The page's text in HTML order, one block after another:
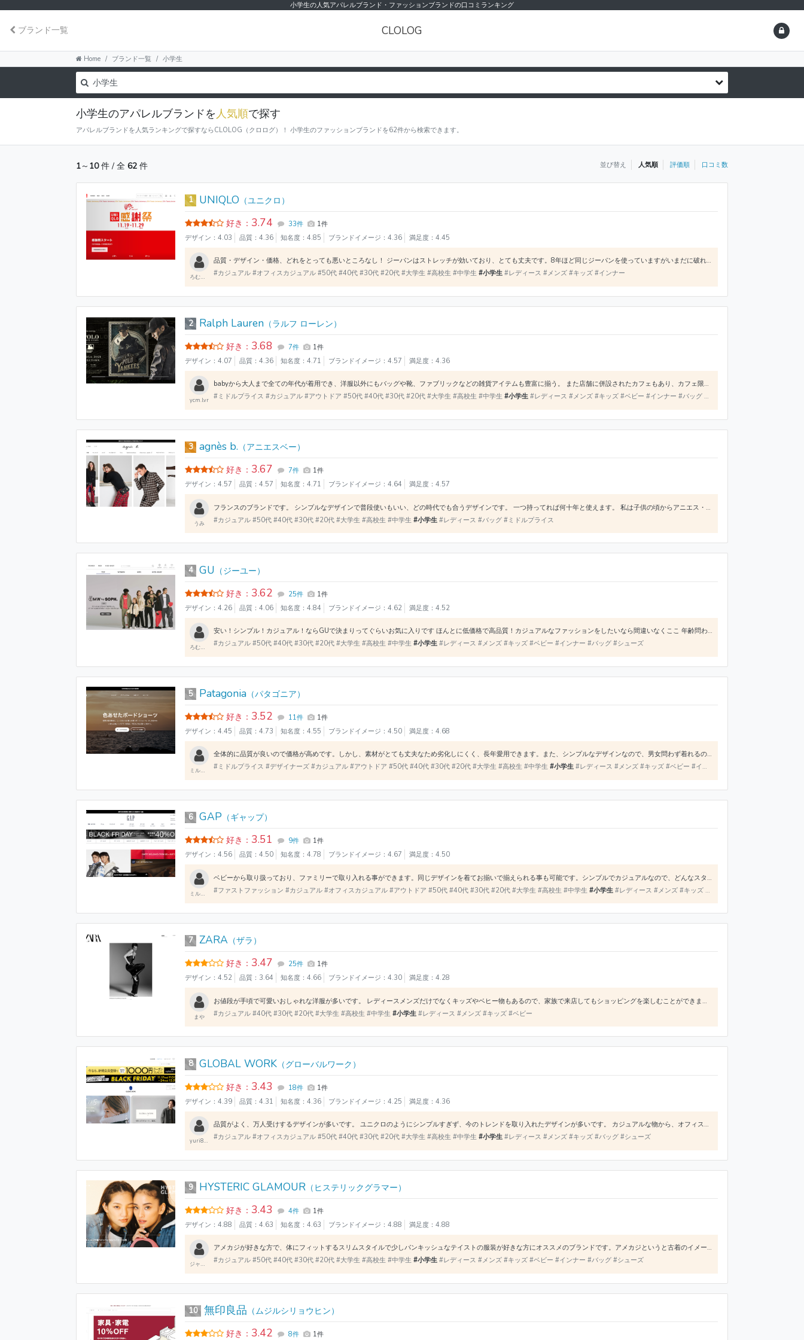
小学生の人気アパレルブランド・ファッションブランドの口コミランキング
ブランド一覧 CLOLOG
Home ブランド一覧 小学生
小学生のアパレルブランドを人気順で探す
アパレルブランドを人気ランキングで探すならCLOLOG（クロログ）！ 小学生のファッションブランドを62件から検索できます。
1～ 10件 / 全 62 件 並び替え 人気順 評価順 口コミ数
1 UNIQLO（ユニクロ）
好き： 3.74 33件
1件
デザイン：4.03
品質：4.36 知名度：4.85 ブランドイメージ：4.36 満足度：4.45
ろむっく
品質・デザイン・価格、どれをとっても悪いところなし！ ジーパンはストレッチが効いており、とても丈夫です。8年ほど同じジーパンを使っていますがいまだに破れ等のダメージはありません カジュアル・ビジネスカジュアル・シンプルにまとめたい人なんかにおすすめです！ ヒートテックは年々進化しておりとても重宝しています
#カジュアル #オフィスカジュアル #50代 #40代 #30代 #20代 #大学生 #高校生 #中学生#小学生 #レディース #メンズ #キッズ #インナー
2 Ralph Lauren（ラルフ ローレン）
好き： 3.68 7件
1件
デザイン：4.07
品質：4.36 知名度：4.71 ブランドイメージ：4.57 満足度：4.36
ycm.lvr
babyから大人まで全ての年代が着用でき、洋服以外にもバッグや靴、ファブリックなどの雑貨アイテムも豊富に揃う。 また店舗に併設されたカフェもあり、カフェ限定グッズを購入したり買い物の後はゆっくりとお茶を飲んでくつろぐこともできる。
#ミドルプライス #カジュアル #アウトドア #50代 #40代 #30代 #20代 #大学生 #高校生 #中学生#小学生 #レディース #メンズ #キッズ #ベビー #インナー #バッグ #シューズ
3 agnès b. （アニエスベー）
好き： 3.67 7件
1件
デザイン：4.57
品質：4.57 知名度：4.71 ブランドイメージ：4.64 満足度：4.57
うみ
フランスのブランドです。 シンプルなデザインで普段使いもいい、どの時代でも合うデザインです。 一つ持ってれば何十年と使えます。 私は子供の頃からアニエス・ベーを着てましたが今当時の子供服を見ても古くないデザインです。 子供ができたら着せてあげたいです。
#カジュアル #50代 #40代 #30代 #20代 #大学生 #高校生 #中学生#小学生 #レディース #バッグ #ミドルプライス
4 GU （ジーユー）
好き： 3.62 25件
1件
デザイン：4.26
品質：4.06 知名度：4.84 ブランドイメージ：4.62 満足度：4.52
ろむっく
安い！シンプル！カジュアル！ならGUで決まりってぐらいお気に入りです ほんとに低価格で高品質！カジュアルなファッションをしたいなら間違いなくここ 年齢問わず着こなさるものが多く、何か探すなら間違いなく一度は寄るべきブランドです
#カジュアル #50代 #40代 #30代 #20代 #大学生 #高校生 #中学生#小学生 #レディース #メンズ #キッズ #ベビー #インナー #バッグ #シューズ
5 Patagonia（パタゴニア）
好き： 3.52 11件
1件
デザイン：4.45
品質：4.73 知名度：4.55 ブランドイメージ：4.50 満足度：4.68
ミルクレンジャーX
全体的に品質が良いので価格が高めです。しかし、素材がとても丈夫なため劣化しにくく、長年愛用できます。また、シンプルなデザインなので、男女問わず着れるのが魅力です。アウトドアブランドの中でも常にトップの人気を誇っています。
#ミドルプライス #デザイナーズ #カジュアル #アウトドア #50代 #40代 #30代 #20代 #大学生 #高校生 #中学生#小学生 #レディース #メンズ #キッズ #ベビー #インナー #バッグ #シューズ
6 GAP （ギャップ）
好き： 3.51 9件
1件
デザイン：4.56
品質：4.50 知名度：4.78 ブランドイメージ：4.67 満足度：4.50
ミルクレンジャーX
ベビーから取り扱っており、ファミリーで取り入れる事ができます。同じデザインを着てお揃いで揃えられる事も可能です。シンプルでカジュアルなので、どんなスタイルにも合わせられます。お値段もリーズナブルだけど、高品質なのでコスパ高いのが魅力です。
#ファストファッション #カジュアル #オフィスカジュアル #アウトドア #50代 #40代 #30代 #20代 #大学生 #高校生 #中学生#小学生 #レディース #メンズ #キッズ #ベビー #インナー #バッグ
7 ZARA （ザラ）
好き： 3.47 25件
1件
デザイン：4.52
品質：3.64 知名度：4.66 ブランドイメージ：4.30 満足度：4.28
まや
お値段が手頃で可愛いおしゃれな洋服が多いです。 レディースメンズだけでなくキッズやベヒー物もあるので、家族で来店してもショッピングを楽しむことができます。 お店の雰囲気も自由に見れる感じであまり声をかけられないので、ゆっくり見ることができます。
#カジュアル #40代 #30代 #20代 #大学生 #高校生 #中学生#小学生 #レディース #メンズ #キッズ #ベビー
8 GLOBAL WORK（グローバルワーク）
好き： 3.43 18件
1件
デザイン：4.39
品質：4.31 知名度：4.36 ブランドイメージ：4.25 満足度：4.36
yuri821821
品質がよく、万人受けするデザインが多いです。 ユニクロのようにシンプルすぎず、今のトレンドを取り入れたデザインが多いです。 カジュアルな物から、オフィスで着れそうな物まで幅広く取りそろえていると思います。 また子供服もあるので、リンクコーデを楽しんだりも出来ます。
#カジュアル #オフィスカジュアル #50代 #40代 #30代 #20代 #大学生 #高校生 #中学生#小学生 #レディース #メンズ #キッズ #バッグ #シューズ
9 HYSTERIC GLAMOUR（ヒステリックグラマー）
好き： 3.43 4件
1件
デザイン：4.88
品質：4.63 知名度：4.63 ブランドイメージ：4.88 満足度：4.88
ジャスティンボーア
アメカジが好きな方で、体にフィットするスリムスタイルで少しパンキッシュなテイストの服装が好きな方にオススメのブランドです。アメカジというと古着のイメージが強いかと思いますが、HYSTERICGLAMOURの服は、カジュアルな中にも気品があり、コーディネイトを引き締めてくれます。値段はアメカジブランドの中でも群を抜いて高額で、効果素材的にも少し弱いものが多いですが、着回しや洗濯などに十分に気を付ける
#カジュアル #50代 #40代 #30代 #20代 #大学生 #高校生 #中学生#小学生 #レディース #メンズ #キッズ #ベビー #インナー #バッグ #シューズ
10 無印良品 （ムジルシリョウヒン）
好き： 3.42 8件 1件